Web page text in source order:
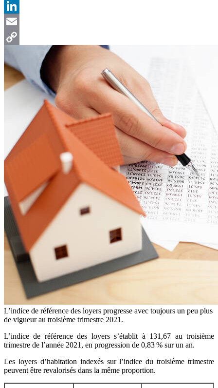
Twitter
LinkedIn
Email
Link
L’indice de référence des loyers progresse avec toujours un peu plus
de vigueur au troisième trimestre 2021.
L’indice de référence des loyers s’établit à 131,67 au troisième
trimestre de l’année 2021, en progression de 0,83 % sur un an.
Les loyers d’habitation indexés sur l’indice du troisième trimestre
peuvent être revalorisés dans la même proportion.